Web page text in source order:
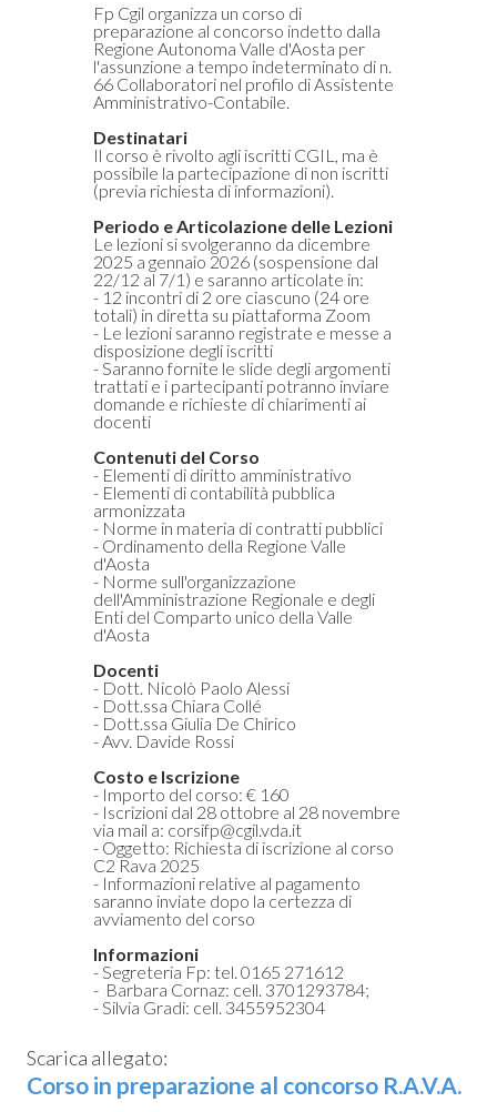
Fp Cgil organizza un corso di
preparazione al concorso indetto dalla
Regione Autonoma Valle d'Aosta per
l'assunzione a tempo indeterminato di n.
66 Collaboratori nel profilo di Assistente
Amministrativo-Contabile.
Destinatari
Il corso è rivolto agli iscritti CGIL, ma è
possibile la partecipazione di non iscritti
(previa richiesta di informazioni).
Periodo eArticolazione delle Lezioni
Le lezioni si svolgeranno da dicembre
2025 a gennaio 2026 (sospensione dal
22/12 al 7/1) e saranno articolate in:
- 12 incontri di 2 ore ciascuno (24 ore
totali) in diretta su piattaforma Zoom
- Le lezioni saranno registrate e messe a
disposizione degli iscritti
- Saranno fornite le slide degli argomenti
trattati e i partecipanti potranno inviare
domande e richieste di chiarimenti ai
docenti
Contenuti del Corso
- Elementi di diritto amministrativo
- Elementi di contabilità pubblica
armonizzata
- Norme in materia di contratti pubblici
- Ordinamento della Regione Valle
d'Aosta
- Norme sull'organizzazione
dell'Amministrazione Regionale e degli
Enti del Comparto unico della Valle
d'Aosta
Docenti
- Dott. Nicolò Paolo Alessi
- Dott.ssa Chiara Collé
- Dott.ssa Giulia De Chirico
- Avv. Davide Rossi
Costo e Iscrizione
- Importo del corso: € 160
- Iscrizioni dal 28 ottobre al 28 novembre
via mail a: corsifp@cgil.vda.it
- Oggetto: Richiesta di iscrizione al corso
C2 Rava 2025
- Informazioni relative al pagamento
saranno inviate dopo la certezza di
avviamento del corso
Informazioni
- Segreteria Fp: tel. 0165 271612
- Barbara Cornaz: cell. 3701293784;
- Silvia Gradi: cell. 3455952304
Scarica allegato:
Corso in preparazione al concorso R.A.V.A.